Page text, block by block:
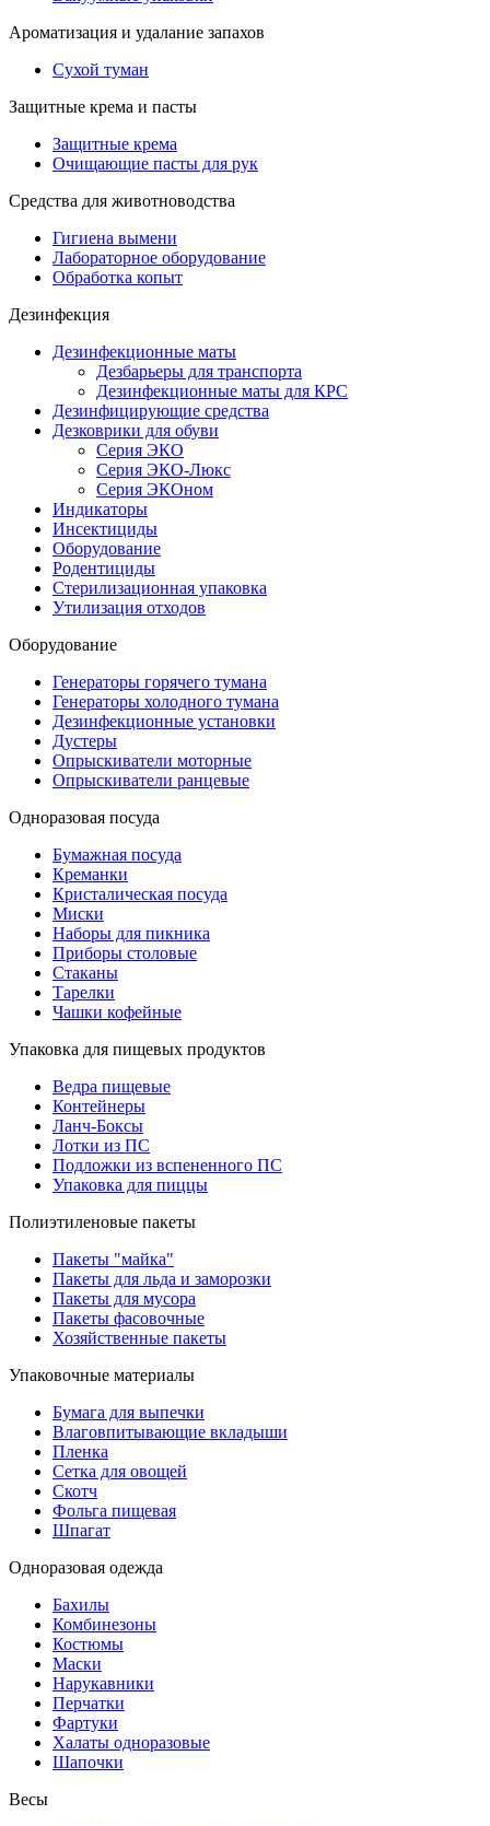
Ароматизация и удалание запахов
Сухой туман
Защитные крема и пасты
Защитные крема
Очищающие пасты для рук
Средства для животноводства
Гигиена вымени
Лабораторное оборудование
Обработка копыт
Дезинфекция
Дезинфекционные маты
Дезбарьеры для транспорта
Дезинфекционные маты для КРС
Дезинфицирующие средства
Дезковрики для обуви
Серия ЭКО
Серия ЭКО-Люкс
Серия ЭКОном
Индикаторы
Инсектициды
Оборудование
Родентициды
Стерилизационная упаковка
Утилизация отходов
Оборудование
Генераторы горячего тумана
Генераторы холодного тумана
Дезинфекционные установки
Дустеры
Опрыскиватели моторные
Опрыскиватели ранцевые
Одноразовая посуда
Бумажная посуда
Креманки
Кристалическая посуда
Миски
Наборы для пикника
Приборы столовые
Стаканы
Тарелки
Чашки кофейные
Упаковка для пищевых продуктов
Ведра пищевые
Контейнеры
Ланч-Боксы
Лотки из ПС
Подложки из вспененного ПС
Упаковка для пиццы
Полиэтиленовые пакеты
Пакеты "майка"
Пакеты для льда и заморозки
Пакеты для мусора
Пакеты фасовочные
Хозяйственные пакеты
Упаковочные материалы
Бумага для выпечки
Влаговпитывающие вкладыши
Пленка
Сетка для овощей
Скотч
Фольга пищевая
Шпагат
Одноразовая одежда
Бахилы
Комбинезоны
Костюмы
Маски
Нарукавники
Перчатки
Фартуки
Халаты одноразовые
Шапочки
Весы